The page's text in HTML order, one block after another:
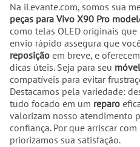
Na iLevante.com, somos sua
peças para Vivo X90 Pro
como telas OLED originais
envio rápido assegura que
reposição em breve, e
dicas úteis. Seja para seu móvel
compatíveis para evitar
Destacamos pela variedade:
tudo focado em um reparo
valorizam nosso atendimento
confiança. Por que arriscar
priorizamos sua satisfação.